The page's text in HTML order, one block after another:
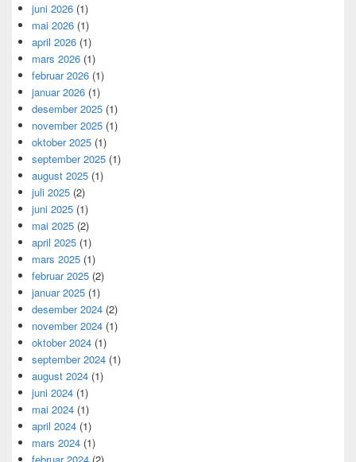
juni 2026 (1)
mai 2026 (1)
april 2026 (1)
mars 2026 (1)
februar 2026 (1)
januar 2026 (1)
desember 2025 (1)
november 2025 (1)
oktober 2025 (1)
september 2025 (1)
august 2025 (1)
juli 2025 (2)
juni 2025 (1)
mai 2025 (2)
april 2025 (1)
mars 2025 (1)
februar 2025 (2)
januar 2025 (1)
desember 2024 (2)
november 2024 (1)
oktober 2024 (1)
september 2024 (1)
august 2024 (1)
juni 2024 (1)
mai 2024 (1)
april 2024 (1)
mars 2024 (1)